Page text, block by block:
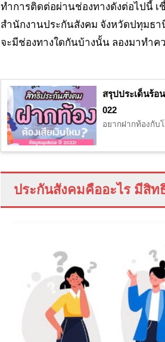
ทำการติดต่อผ่านช่องทางดังต่อไปนี้
สำนักงานประกันสังคม จังหวัดปทุมธ
จะมีช่องทางใดกันบ้างนั้น ลองมาทำค
สรุปประเด็นร้อ
022
อยากฝากท้องกับ
ประกันสังคมคืออะไร มีสิท